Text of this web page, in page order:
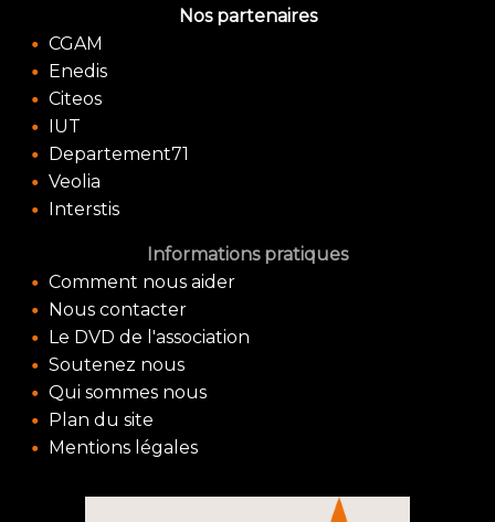
Nos partenaires
CGAM
Enedis
Citeos
IUT
Departement71
Veolia
Interstis
Informations pratiques
Comment nous aider
Nous contacter
Le DVD de l'association
Soutenez nous
Qui sommes nous
Plan du site
Mentions légales